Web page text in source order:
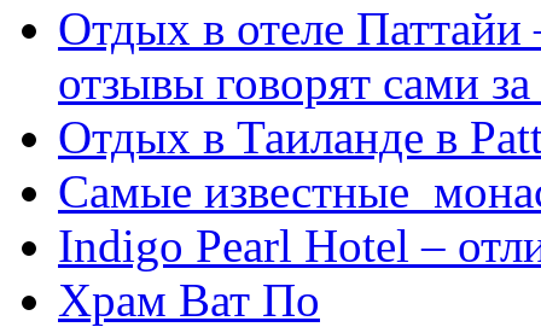
Отдых в отеле
отзывы говорят сами за
Отдых в Таиланде в
Самые известные
Indigo Pearl Hotel –
Храм Ват По